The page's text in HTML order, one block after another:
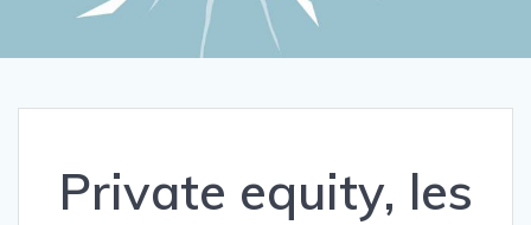
Private equity, les